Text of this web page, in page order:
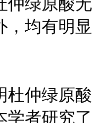
，均有明显
杜仲绿原酸
学者研究了